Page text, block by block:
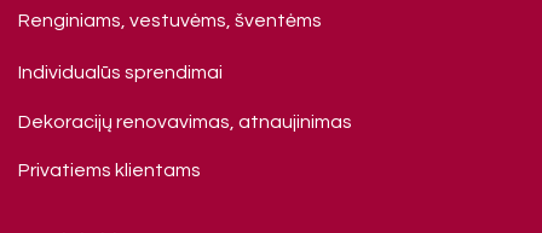
Renginiams, vestuvėms, šventėms
Individualūs sprendimai
Dekoracijų renovavimas, atnaujinimas
Privatiems klienta​ms